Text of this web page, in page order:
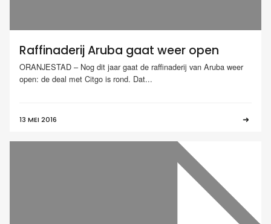
Raffinaderij Aruba gaat weer open
ORANJESTAD – Nog dit jaar gaat de raffinaderij van Aruba weer
open: de deal met Citgo is rond. Dat...
13 MEI 2016